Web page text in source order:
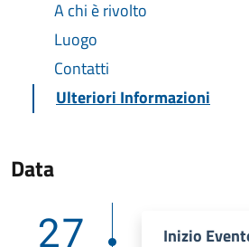
A chi è rivolto
Luogo
Contatti
Ulteriori Informazioni
Data
27 Inizio